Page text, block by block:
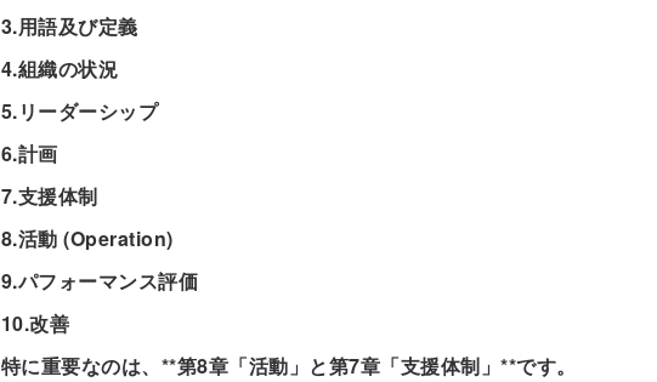
3.用語及び定義
4.組織の状況
5.リーダーシップ
6.計画
7.支援体制
8.活動 (Operation)
9.パフォーマンス評価
10.改善
特に重要なのは、**第8章「活動」と第7章「支援体制」**です。